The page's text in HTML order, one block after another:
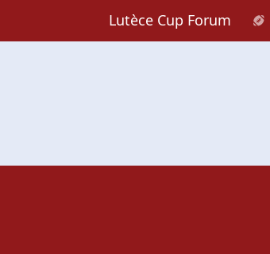
Lutèce Cup Forum